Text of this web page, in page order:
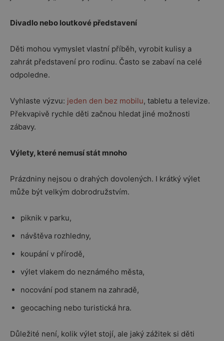
Divadlo nebo loutkové představení
Děti mohou vymyslet vlastní příběh, vyrobit kulisy a
zahrát představení pro rodinu. Často se zabaví na celé
odpoledne.
Vyhlaste výzvu: jeden den bez mobilu, tabletu a televize.
Překvapivě rychle děti začnou hledat jiné možnosti
zábavy.
Výlety, které nemusí stát mnoho
Prázdniny nejsou o drahých dovolených. I krátký výlet
může být velkým dobrodružstvím.
piknik v parku,
návštěva rozhledny,
koupání v přírodě,
výlet vlakem do neznámého města,
nocování pod stanem na zahradě,
geocaching nebo turistická hra.
Důležité není, kolik výlet stojí, ale jaký zážitek si děti